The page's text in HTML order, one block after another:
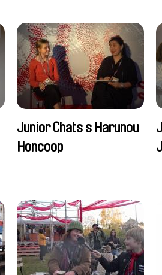
Junior Chats s Harunou
Honcoop